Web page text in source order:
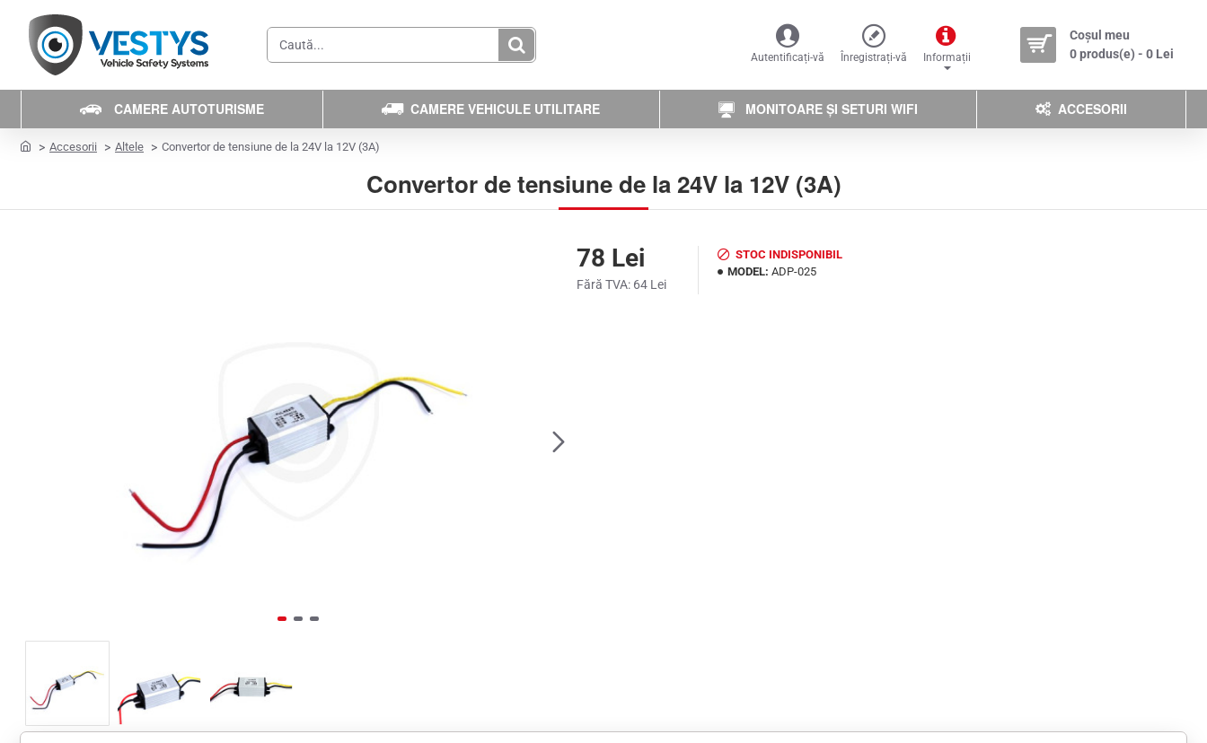
Caută... Autentificați-vă Înregistrați-vă Informații
Coșul meu
0 produs(e) - 0 Lei
CAMERE AUTOTURISME CAMERE VEHICULE UTILITARE MONITOARE ȘI SETURI WIFI ACCESORII
Convertor de tensiune de la 24V la 12V (3A)
homeAccesorii Altele Convertor de tensiune de la 24V la 12V (3A)
78 Lei
Fără TVA: 64 Lei
STOC INDISPONIBIL
MODEL: ADP-025